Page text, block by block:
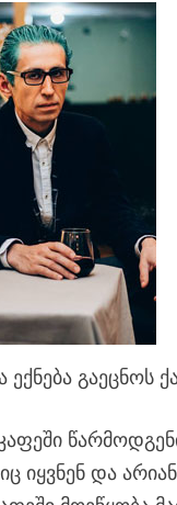
ექნება
იყვნენ და